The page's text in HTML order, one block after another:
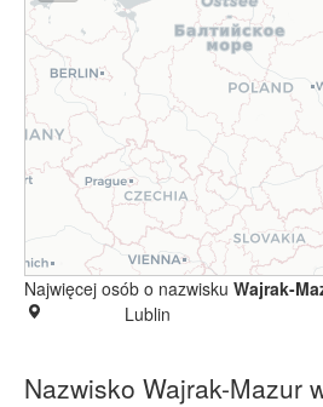
Najwięcej osób o nazwisku Wajrak-
Lublin
Nazwisko Wajrak-Mazur